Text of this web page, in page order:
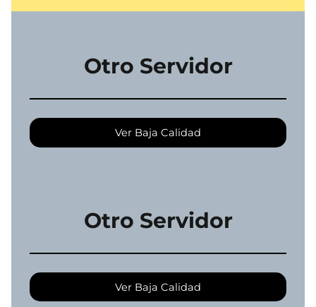
Otro Servidor
Ver Baja Calidad
Otro Servidor
Ver Baja Calidad